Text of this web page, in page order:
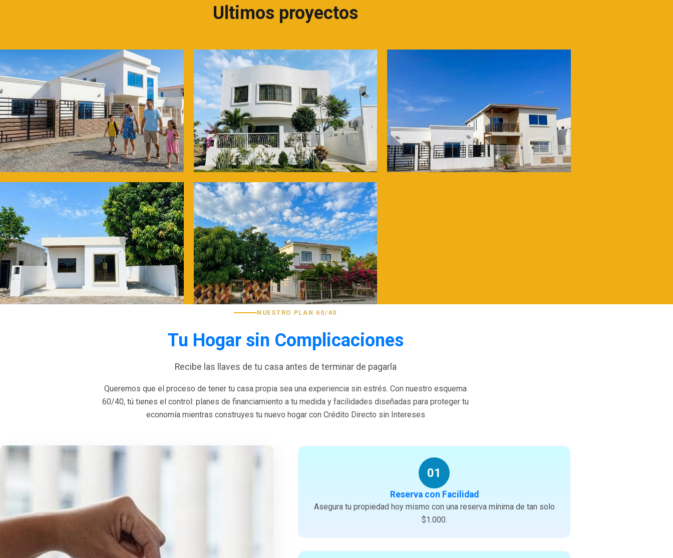
Ultimos proyectos
NUESTRO PLAN 60/40
Tu Hogar sin Complicaciones
Recibe las llaves de tu casa antes de terminar de pagarla
Queremos que el proceso de tener tu casa propia sea una experiencia sin estrés. Con nuestro esquema
60/40, tú tienes el control: planes de financiamiento a tu medida y facilidades diseñadas para proteger tu
economía mientras construyes tu nuevo hogar con Crédito Directo sin Intereses
01
Reserva con Facilidad
Asegura tu propiedad hoy mismo con una reserva mínima de tan solo
$1.000.